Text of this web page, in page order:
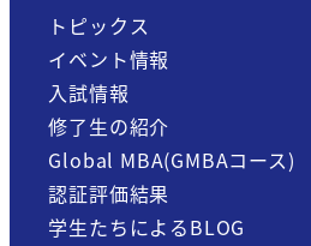
トピックス
イベント情報
入試情報
修了生の紹介
Global MBA(GMBAコース)
認証評価結果
学生たちによるBLOG